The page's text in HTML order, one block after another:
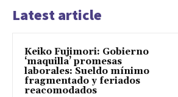
Latest article
Keiko Fujimori: Gobierno
‘maquilla’ promesas
laborales: Sueldo mínimo
fragmentado y feriados
reacomodados